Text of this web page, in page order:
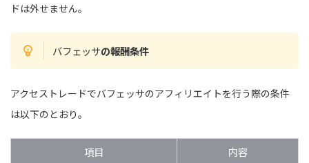
ドは外せません。
バフェッサの報酬条件
アクセストレードでバフェッサのアフィリエイトを行う際の条件
は以下のとおり。
項目
内容